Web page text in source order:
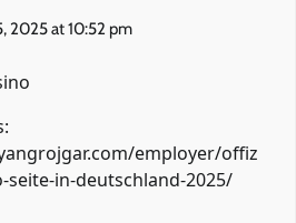
2025 at 10:52 pm
employer/offiz
seite-in-deutschland-2025/